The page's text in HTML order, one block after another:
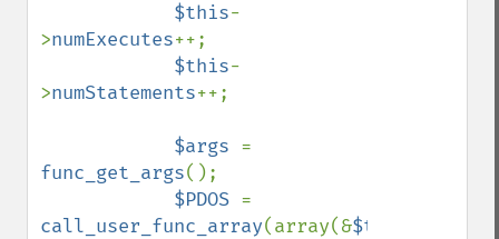
$this-
>numExecutes++;
$this-
>numStatements++;
$args
func_get_args();
$PDOS
call_user_func_array(array(&$this